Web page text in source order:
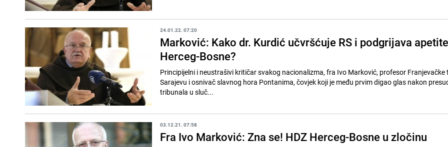
24.01.22. 07:20
Marković: Kako dr. Kurdić učvršćuje RS i podgrijava apetite
Herceg-Bosne?
Principijelni i neustrašivi kritičar svakog nacionalizma, fra Ivo Marković, profesor Franjevačke
Sarajevu i osnivač slavnog hora Pontanima, čovjek koji je među prvim digao glas nakon
tribunala u sluč...
03.12.21. 07:58
Fra Ivo Marković: Zna se! HDZ Herceg-Bosne u zločinu